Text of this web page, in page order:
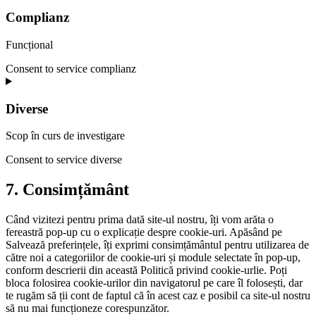
Complianz
Funcțional
Consent to service complianz
Diverse
Scop în curs de investigare
Consent to service diverse
7. Consimțământ
Când vizitezi pentru prima dată site-ul nostru, îți vom arăta o
fereastră pop-up cu o explicație despre cookie-uri. Apăsând pe
Salvează preferințele, îți exprimi consimțământul pentru utilizarea de
către noi a categoriilor de cookie-uri și module selectate în pop-up,
conform descrierii din această Politică privind cookie-urlie. Poți
bloca folosirea cookie-urilor din navigatorul pe care îl folosești, dar
te rugăm să ții cont de faptul că în acest caz e posibil ca site-ul nostru
să nu mai funcționeze corespunzător.